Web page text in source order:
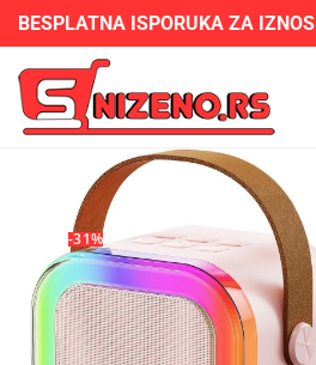
BESPLATNA ISPORUKA ZA
-31%